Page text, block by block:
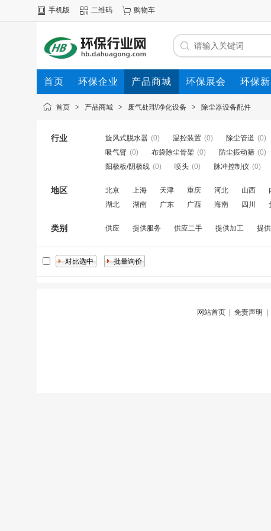
手机版 二维码 购物车
首页 环保企业 产品商城 环保展会 环保新
首页 > 产品商城 > 废气处理/净化设备 > 除尘器设备配件
行业 旋风式脱水器 (0) 温控装置 (0) 除尘管道 (0)
吸气臂 (0) 布袋除尘骨架 (0) 防尘振动筛 (0)
阳极板/阴极线 (0) 喷头 (0) 脉冲控制仪 (0)
地区 北京 上海 天津 重庆 河北 山西
湖北
湖南 广东 广西 海南 四川
类别 供应 提供服务 供应二手 提供加工 提
网站首页 免责声明